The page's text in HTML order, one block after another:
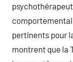
pertinents pour
montrent que la